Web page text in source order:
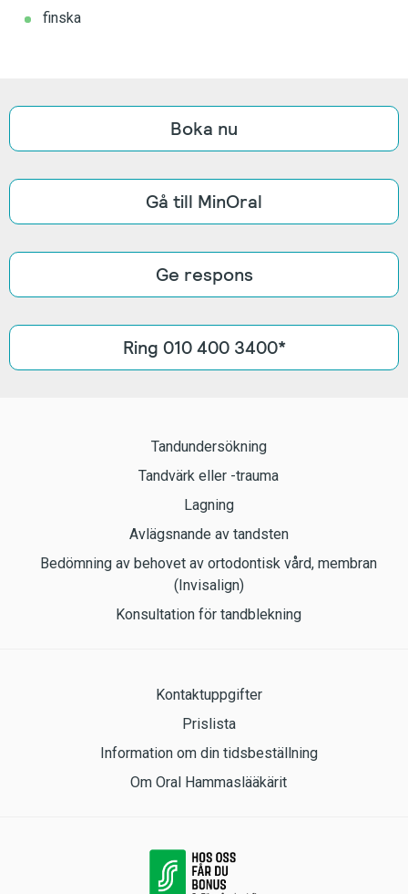
finska
Boka nu
Gå till MinOral
Ge respons
Ring 010 400 3400*
Tandundersökning
Tandvärk eller -trauma
Lagning
Avlägsnande av tandsten
Bedömning av behovet av ortodontisk vård, membran
(Invisalign)
Konsultation för tandblekning
Kontaktuppgifter
Prislista
Information om din tidsbeställning
Om Oral Hammaslääkärit